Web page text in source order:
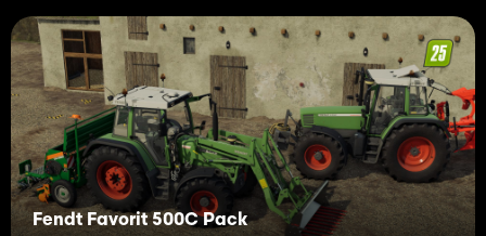
Fendt Favorit 500C Pack